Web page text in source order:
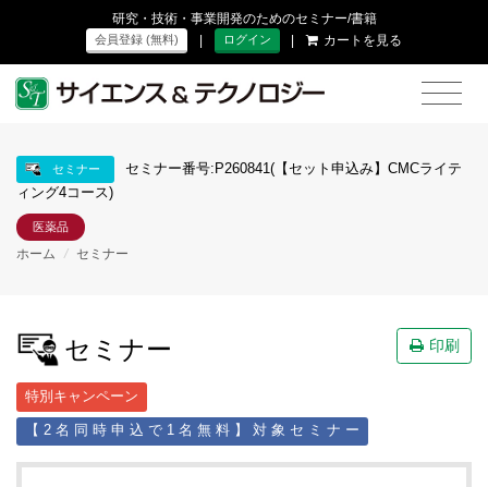
研究・技術・事業開発のためのセミナー/書籍
会員登録 (無料) | ログイン | カートを見る
セミナー
セミナー番号:P260841(【セット申込み】CMCライテ
ィング4コース)
医薬品
ホーム / セミナー
セミナー 印刷
特別キャンペーン
【 2 名 同 時 申 込 で 1 名 無 料 】 対 象 セ ミ ナ ー